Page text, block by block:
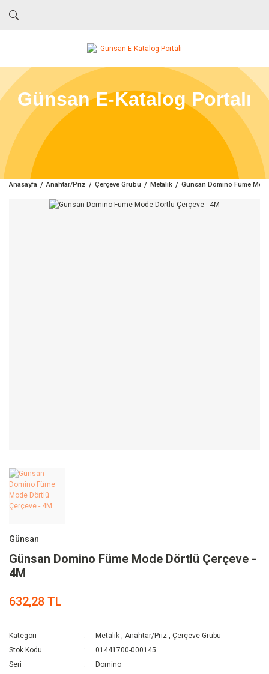
Günsan E-Katalog Portalı
Anasayfa Anahtar/Priz Çerçeve Grubu Metalik Günsan Domino Füme
Günsan
Günsan Domino Füme Mode Dörtlü Çerçeve -
4M
632,28 TL
Kategori Metalik ,Anahtar/Priz ,Çerçeve Grubu
Stok Kodu
01441700-000145
Seri
Domino